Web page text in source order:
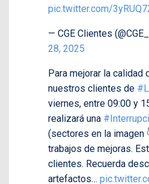
pic.twitter.com/
— CGE Clientes
28, 2025
Para mejorar la calidad
nuestros clientes de
viernes, entre 09:00 y
realizará una
(sectores en la imagen
trabajos de mejoras.
clientes. Recuerda
artefactos…